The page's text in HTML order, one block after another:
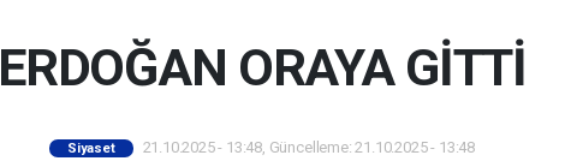
ERDOĞAN ORAYA GİTTİ
Siyaset 21.10.2025 - 13:48, Güncelleme: 21.10.2025 - 13:48